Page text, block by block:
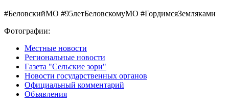
#БеловскийМО #95летБеловскомуМО #ГордимсяЗемляками
Фотографии:
Местные новости
Региональные новости
Газета "Сельские зори"
Новости государственных органов
Официальный комментарий
Объявления